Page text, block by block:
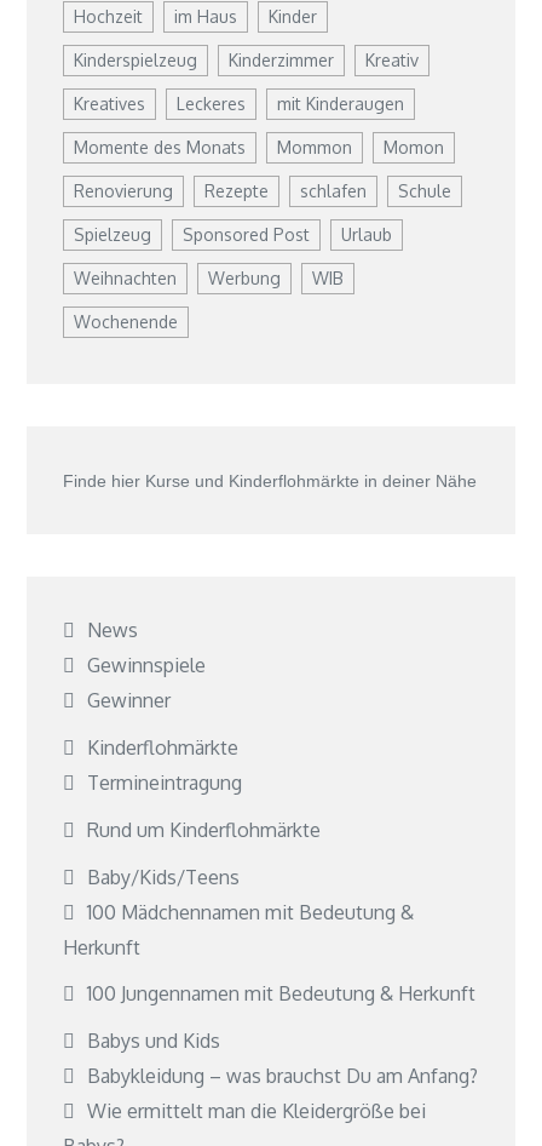
Hochzeit im Haus Kinder
Kinderspielzeug Kinderzimmer Kreativ
Kreatives Leckeres mit Kinderaugen
Momente des Monats Mommon Momon
Renovierung Rezepte schlafen Schule
Spielzeug Sponsored Post Urlaub
Weihnachten Werbung WIB
Wochenende
Finde hier Kurse und Kinderflohmärkte in deiner Nähe
News
Gewinnspiele
Gewinner
Kinderflohmärkte
Termineintragung
Rund um Kinderflohmärkte
Baby/Kids/Teens
100 Mädchennamen mit Bedeutung &
Herkunft
100 Jungennamen mit Bedeutung & Herkunft
Babys und Kids
Babykleidung – was brauchst Du am Anfang?
Wie ermittelt man die Kleidergröße bei